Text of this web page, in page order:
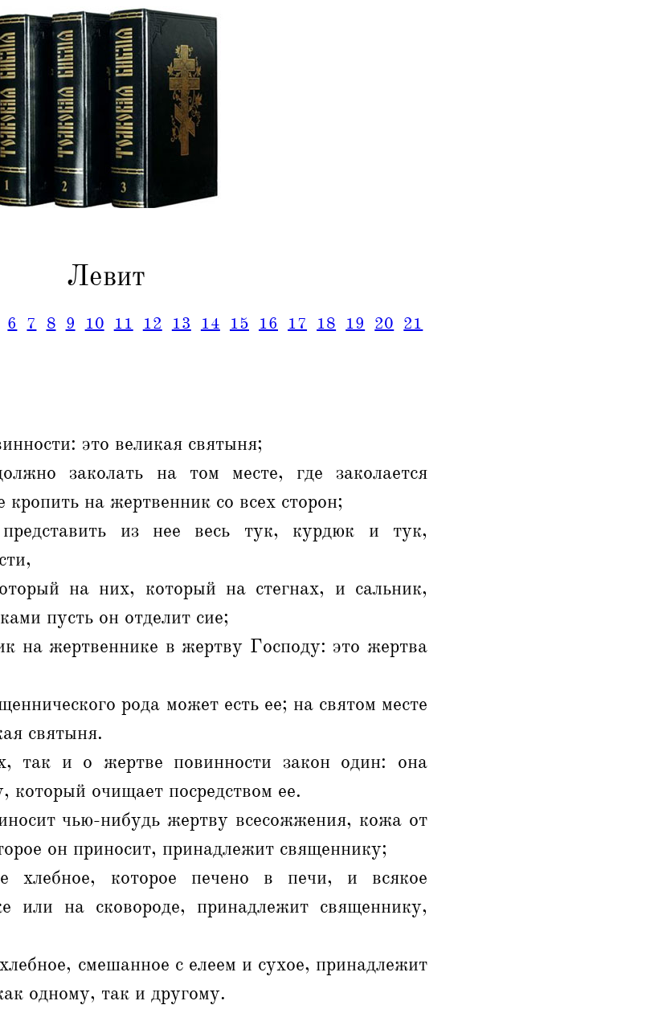
Левит
6 7 8 9 10 11 12 13 14 15 16 17 18 19 20 21
это великая святыня;
заколать на том месте, где заколается
на жертвенник со всех сторон;
из нее весь тук, курдюк и тук,
на них, который на стегнах, и сальник,
пусть он отделит сие;
на жертвеннике в жертву Господу: это жертва
рода может есть ее; на святом месте
святыня.
так и о жертве повинности закон один: она
который очищает посредством ее.
чью-нибудь жертву всесожжения, кожа от
он приносит, принадлежит священнику;
хлебное, которое печено в печи, и всякое
или на сковороде, принадлежит священнику,
смешанное с елеем и сухое, принадлежит
одному, так и другому.